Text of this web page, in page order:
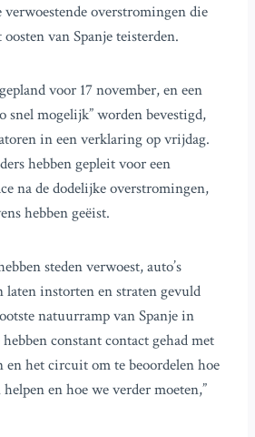
verwoestende overstromingen die
van Spanje teisterden.
voor 17 november, en een
snel mogelijk” worden bevestigd,
in een verklaring op vrijdag.
hebben gepleit voor een
na de dodelijke overstromingen,
hebben geëist.
steden verwoest, auto’s
laten instorten en straten gevuld
natuurramp van Spanje in
constant contact gehad met
en het circuit om te beoordelen hoe
en hoe we verder moeten,”